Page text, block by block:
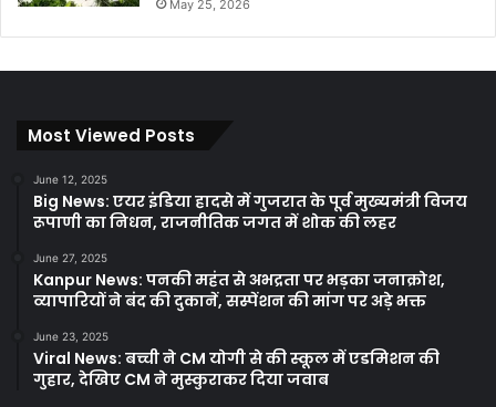
May 25, 2026
Most Viewed Posts
June 12, 2025
Big News: एयर इंडिया हादसे में गुजरात के पूर्व मुख्यमंत्री विजय
रूपाणी का निधन, राजनीतिक जगत में शोक की लहर
June 27, 2025
Kanpur News: पनकी महंत से अभद्रता पर भड़का जनाक्रोश,
व्यापारियों ने बंद की दुकानें, सस्पेंशन की मांग पर अड़े भक्त
June 23, 2025
Viral News: बच्ची ने CM योगी से की स्कूल में एडमिशन की
गुहार, देखिए CM ने मुस्कुराकर दिया जवाब